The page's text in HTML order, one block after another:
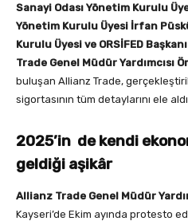
Sanayi Odası Yönetim Kurulu
Yönetim Kurulu Üyesi İrfan
Kurulu Üyesi ve ORSİFED
Trade Genel Müdür Yardımcısı
buluşan Allianz Trade,
sigortasının tüm detaylarını ele aldı.
2025’in de kendi
geldiği aşikâr
Allianz Trade Genel Müdür
Kayseri’de Ekim ayında protesto